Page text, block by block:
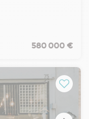
vous propose
ou à un
d'un espace de vente
idéale
580 000 €